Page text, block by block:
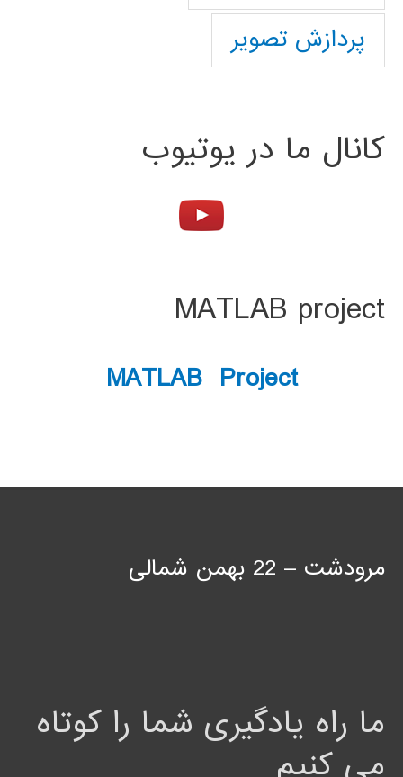
پردازش تصویر
کانال ما در یوتیوب
MATLAB project
MATLAB Project
مرودشت – 22 بهمن شمالی
ما راه یادگیری شما را کوتاه
می کنیم